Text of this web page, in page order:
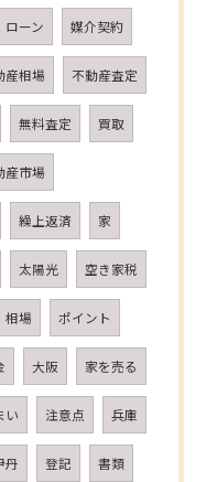
ローン 媒介契約
産相場 不動産査定
無料査定 買取
産市場
繰上返済 家
太陽光 空き家税
相場 ポイント
大阪 家を売る
い 注意点 兵庫
丹 登記 書類